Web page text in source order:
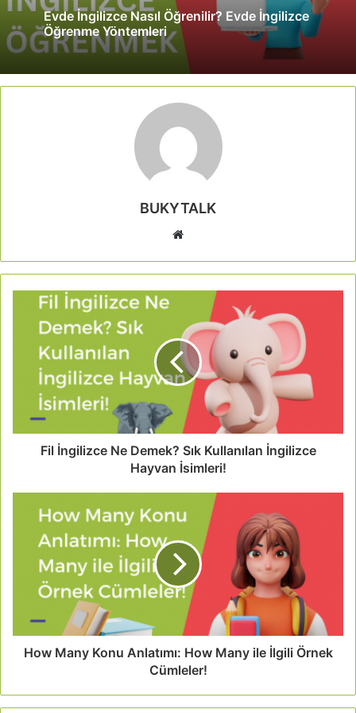
Evde İngilizce Nasıl Öğrenilir? Evde İngilizce
Öğrenme Yöntemleri
BUKYTALK
Fil İngilizce Ne Demek? Sık Kullanılan İngilizce
Hayvan İsimleri!
How Many Konu Anlatımı: How Many ile İlgili Örnek
Cümleler!